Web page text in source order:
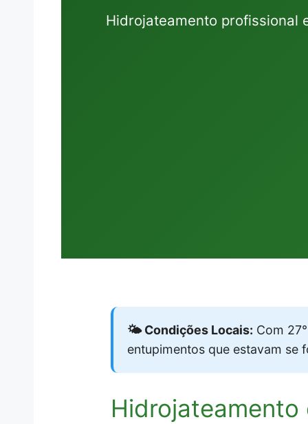
Hidrojateamento profissional
🌤️ Condições Locais: Com
entupimentos que estavam se